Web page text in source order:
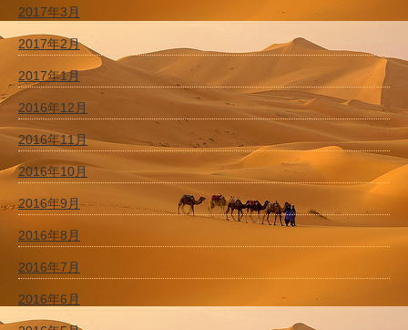
2017年3月
2017年2月
2017年1月
2016年12月
2016年11月
2016年10月
2016年9月
2016年8月
2016年7月
2016年6月